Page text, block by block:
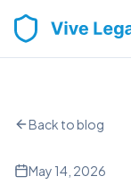
Back to blog
May 14, 2026